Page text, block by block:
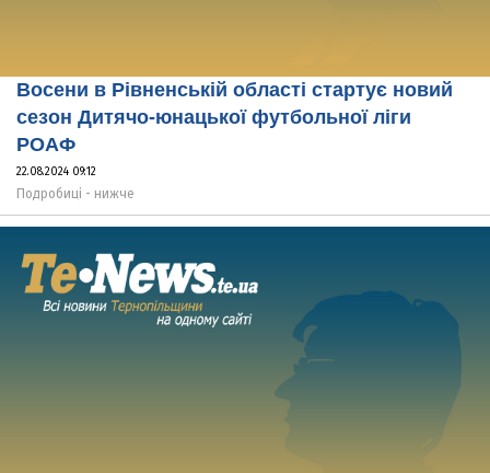
Восени в Рівненській області стартує новий
сезон Дитячо-юнацької футбольної ліги
РОАФ
22.08.2024 09:12
Подробиці - нижче